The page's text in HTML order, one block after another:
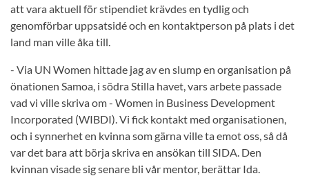
att vara aktuell för stipendiet krävdes en tydlig och
genomförbar uppsatsidé och en kontaktperson på plats i det
land man ville åka till.
- Via UN Women hittade jag av en slump en organisation på
önationen Samoa, i södra Stilla havet, vars arbete passade
vad vi ville skriva om - Women in Business Development
Incorporated (WIBDI). Vi fick kontakt med organisationen,
och i synnerhet en kvinna som gärna ville ta emot oss, så då
var det bara att börja skriva en ansökan till SIDA. Den
kvinnan visade sig senare bli vår mentor, berättar Ida.